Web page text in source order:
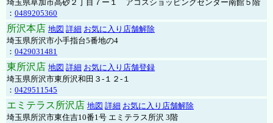
埼玉県草加市高砂２丁目７ー１ アコスショッピングセンター南館５階
： 0489205360
所沢本店 地図 詳細 お気に入り店舗解除
埼玉県所沢市小手指台5番地の4
： 0429031481
東所沢店 地図 詳細 お気に入り店舗登録
埼玉県所沢市東所沢和田３-１２-１
： 0429511545
エミテラス所沢店 地図 詳細 お気に入り店舗解除
埼玉県所沢市東住吉10番1号 エミテラス所沢 3階